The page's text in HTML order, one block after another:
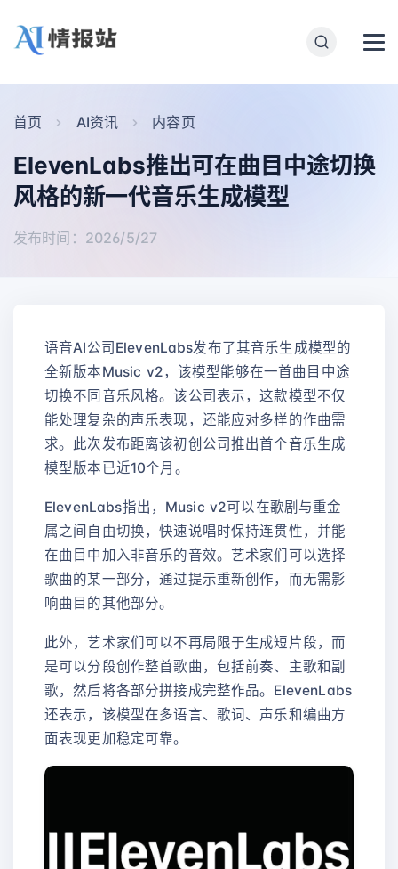
首页 AI资讯 内容页
ElevenLabs推出可在曲目中途切换
风格的新一代音乐生成模型
发布时间：2026/5/27
语音AI公司ElevenLabs发布了其音乐生成模型的
全新版本Music v2，该模型能够在一首曲目中途
切换不同音乐风格。该公司表示，这款模型不仅
能处理复杂的声乐表现，还能应对多样的作曲需
求。此次发布距离该初创公司推出首个音乐生成
模型版本已近10个月。
ElevenLabs指出，Music v2可以在歌剧与重金
属之间自由切换，快速说唱时保持连贯性，并能
在曲目中加入非音乐的音效。艺术家们可以选择
歌曲的某一部分，通过提示重新创作，而无需影
响曲目的其他部分。
此外，艺术家们可以不再局限于生成短片段，而
是可以分段创作整首歌曲，包括前奏、主歌和副
歌，然后将各部分拼接成完整作品。ElevenLabs
还表示，该模型在多语言、歌词、声乐和编曲方
面表现更加稳定可靠。